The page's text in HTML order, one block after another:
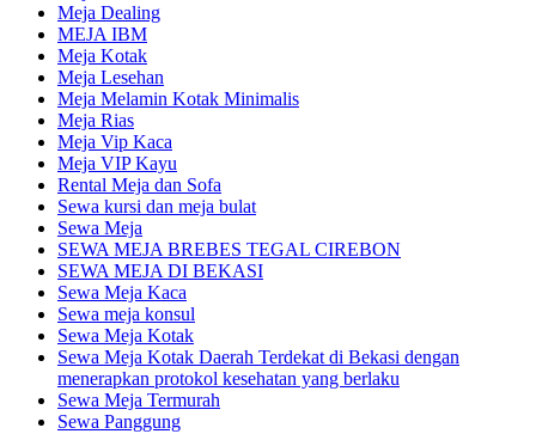
Meja Dealing
MEJA IBM
Meja Kotak
Meja Lesehan
Meja Melamin Kotak Minimalis
Meja Rias
Meja Vip Kaca
Meja VIP Kayu
Rental Meja dan Sofa
Sewa kursi dan meja bulat
Sewa Meja
SEWA MEJA BREBES TEGAL CIREBON
SEWA MEJA DI BEKASI
Sewa Meja Kaca
Sewa meja konsul
Sewa Meja Kotak
Sewa Meja Kotak Daerah Terdekat di Bekasi dengan
menerapkan protokol kesehatan yang berlaku
Sewa Meja Termurah
Sewa Panggung